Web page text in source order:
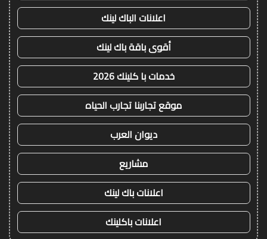
اعلانات الباك لينك
أقوى باقة باك لينك
خدمات با كلينك 2026
موقع تجاربنا تجارب الحياه
ديوان العرب
مشاريع
اعلانات باك لينك
اعلانات باكلينك